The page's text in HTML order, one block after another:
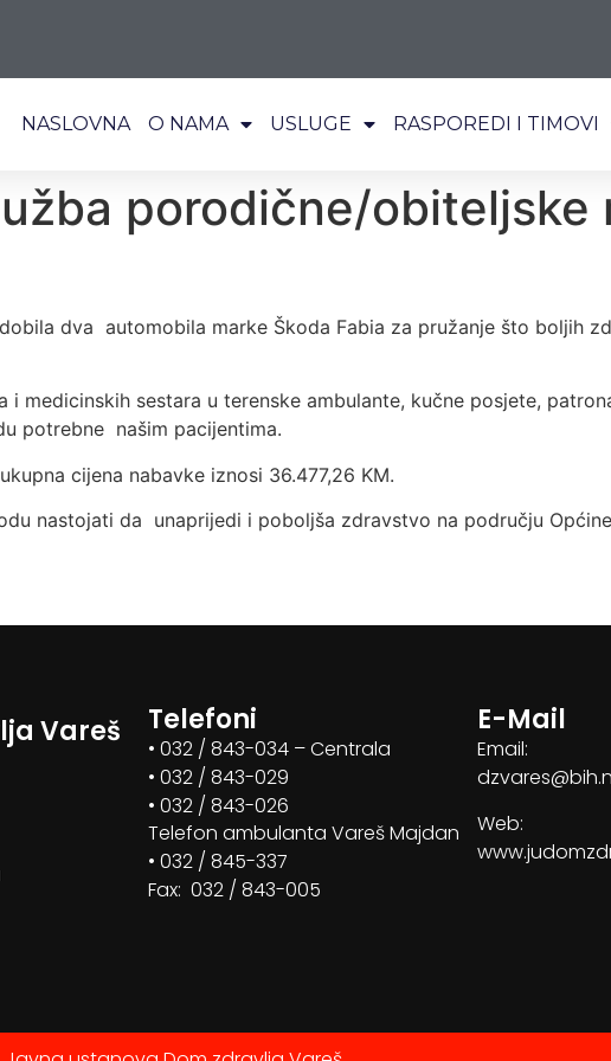
NASLOVNA O NAMA USLUGE RASPOREDI I TIMOVI
porodične/obiteljske
dva automobila marke Škoda Fabia za pružanje što boljih
medicinskih sestara u terenske ambulante, kučne posjete,
potrebne našim pacijentima.
cijena nabavke iznosi 36.477,26 KM.
nastojati da unaprijedi i poboljša zdravstvo na području
Vareš Telefoni
• 032 / 843-034 – Centrala
• 032 / 843-029
• 032 / 843-026
Telefon ambulanta Vareš Majdan
• 032 / 845-337
Fax: 032 / 843-005
E-Mail
Email:
Web: